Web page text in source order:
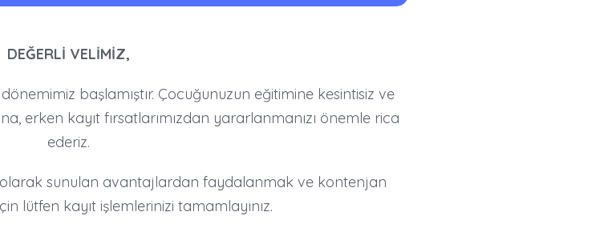
DEĞERLİ VELİMİZ,
başlamıştır. Çocuğunuzun eğitimine kesintisiz ve
erken kayıt fırsatlarımızdan yararlanmanızı önemle rica
ederiz.
olarak sunulan avantajlardan faydalanmak ve kontenjan
lütfen kayıt işlemlerinizi tamamlayınız.